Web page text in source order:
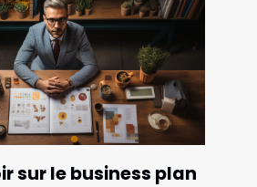
sur le business plan